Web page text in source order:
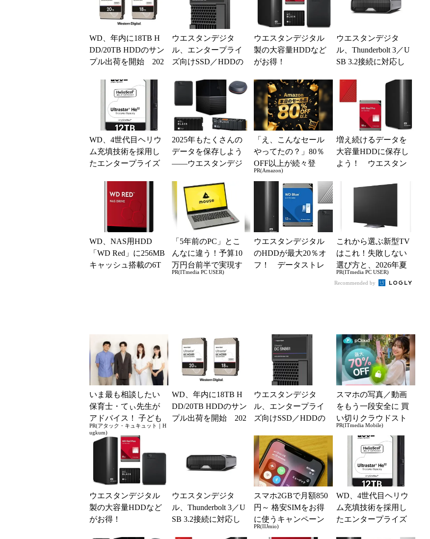
WD、年内に18TB H
DD/20TB HDDのサン
プル出荷を開始 202
ウエスタンデジタ
ル、エンタープライ
ズ向けSSD／HDDの
充 16TB U.2 SSD...
ウエスタンデジタル
製の大容量HDDなど
がお得！
ウエスタンデジタ
ル、Thunderbolt 3／U
SB 3.2接続に対応し
D ...
WD、4世代目ヘリウ
ム充填技術を採用し
たエンタープライズ
2025年もたくさんの
データを保存しよう
――ウエスタンデジ
ジがお得
「え、こんなセール
やってたの？」80％
OFF以上が続々登
場！Amazonの本気が
凄すぎる
PR(Amazon)
増え続けるデータを
大容量HDDに保存し
よう！ ウエスタン
0％オフとお得
WD、NAS用HDD
「WD Red」に256MB
キャッシュ搭載の6T
「5年前のPC」とこ
んなに違う！予算10
万円台前半で実現す
る快適PCライフ
PR(ITmedia PC USER)
ウエスタンデジタル
のHDDが最大20％オ
フ！ データストレ
これから選ぶ新型TV
はこれ！失敗しない
選び方と、2026年夏
の一押しモデル
PR(ITmedia PC USER)
Recommended by
いま最も相談したい
保育士・てぃ先生が
アドバイス！ 子ども
の“おてつだい”に、
どんな声かけをすれ
PR(アタック・キュキュット｜H
ugkum)
WD、年内に18TB H
DD/20TB HDDのサン
プル出荷を開始 202
ウエスタンデジタ
ル、エンタープライ
ズ向けSSD／HDDの
充 16TB U.2 SSD...
スマホの写真／動画
をもう一段安全に 買
い切りクラウドスト
レージ
PR(ITmedia Mobile)
ウエスタンデジタル
製の大容量HDDなど
がお得！
ウエスタンデジタ
ル、Thunderbolt 3／U
SB 3.2接続に対応し
スマホ2GBで月額850
円～ 格安SIMをお得
に使うキャンペーン
実施中！
PR(IIJmio)
WD、4世代目ヘリウ
ム充填技術を採用し
たエンタープライズ